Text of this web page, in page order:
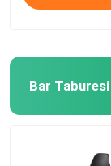
Bar Taburesi